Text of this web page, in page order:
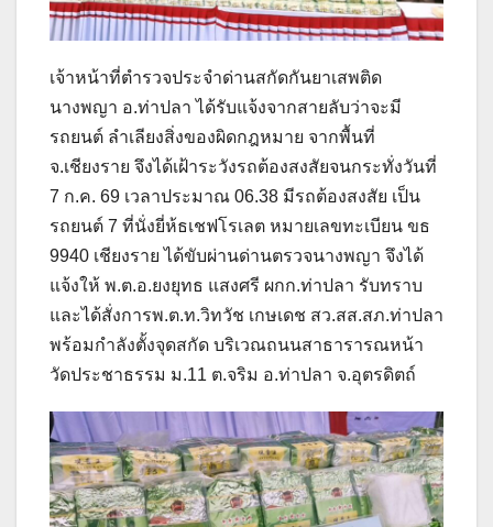
เจ้าหน้าที่ตำรวจประจำด่านสกัดกันยาเสพติด
นางพญา อ.ท่าปลา ได้รับแจ้งจากสายลับว่าจะมี
รถยนต์ ลำเลียงสิ่งของผิดกฎหมาย จากพื้นที่
จ.เชียงราย จึงได้เฝ้าระวังรถต้องสงสัยจนกระทั่งวันที่
7 ก.ค. 69 เวลาประมาณ 06.38 มีรถต้องสงสัย เป็น
รถยนต์ 7 ที่นั่งยี่ห้ธเชฟโรเลต หมายเลขทะเบียน ขธ
9940 เชียงราย ได้ขับผ่านด่านตรวจนางพญา จึงได้
แจ้งให้ พ.ต.อ.ยงยุทธ แสงศรี ผกก.ท่าปลา รับทราบ
และได้สั่งการพ.ต.ท.วิทวัช เกษเดช สว.สส.สภ.ท่าปลา
พร้อมกำลังตั้งจุดสกัด บริเวณถนนสาธารารณหน้า
วัดประชาธรรม ม.11 ต.จริม อ.ท่าปลา จ.อุตรดิตถ์